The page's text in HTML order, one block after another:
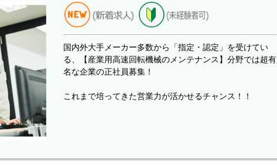
国内外大手メーカー多数から「指定・認定」を受けてい
る、【産業用高速回転機械のメンテナンス】分野では超有
名な企業の正社員募集！
これまで培ってきた営業力が活かせるチャンス！！